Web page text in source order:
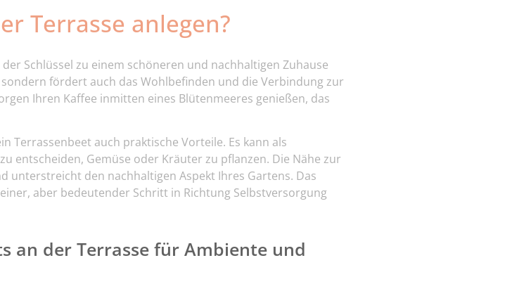
Terrasse anlegen?
Schlüssel zu einem schöneren und nachhaltigen Zuhause
fördert auch das Wohlbefinden und die Verbindung zur
Ihren Kaffee inmitten eines Blütenmeeres genießen, das
Terrassenbeet auch praktische Vorteile. Es kann als
entscheiden, Gemüse oder Kräuter zu pflanzen. Die Nähe zur
unterstreicht den nachhaltigen Aspekt Ihres Gartens. Das
aber bedeutender Schritt in Richtung Selbstversorgung
an der Terrasse für Ambiente und